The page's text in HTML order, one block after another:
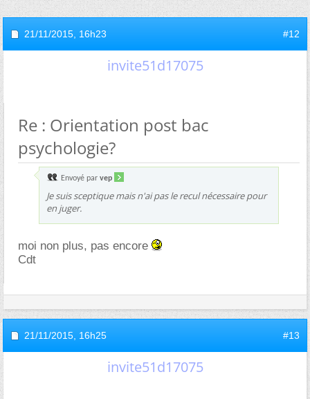
21/11/2015, 16h23 #12
invite51d17075
Re : Orientation post bac
psychologie?
Envoyé par vep
Je suis sceptique mais n'ai pas le recul nécessaire pour
en juger.
moi non plus, pas encore
Cdt
21/11/2015, 16h25 #13
invite51d17075